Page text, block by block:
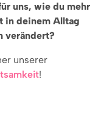
uns, wie du mehr
in deinem Alltag
verändert?
unserer
!